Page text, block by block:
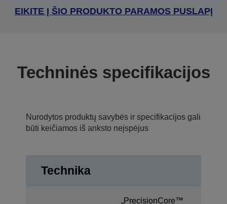
EIKITE Į ŠIO PRODUKTO PARAMOS PUSLAPĮ
Techninės specifikacijos
Nurodytos produktų savybės ir specifikacijos gali
būti keičiamos iš anksto neįspėjus
Technika
„PrecisionCore™